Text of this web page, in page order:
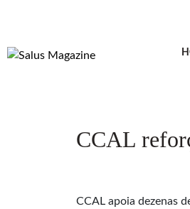
CCAL
CCAL apoia dezenas